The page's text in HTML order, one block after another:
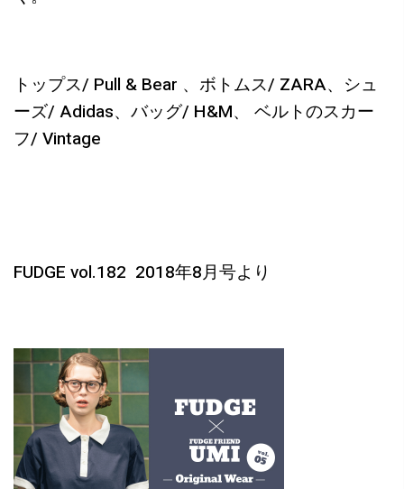
トップス/ Pull & Bear 、ボトムス/ ZARA、シュ
ーズ/ Adidas、バッグ/ H&M、 ベルトのスカー
フ/ Vintage
FUDGE vol.182 2018年8月号より